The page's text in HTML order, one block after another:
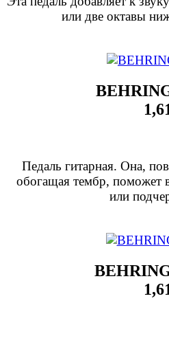
или две октавы
Педаль гитарная. Она,
обогащая тембр, поможет
или